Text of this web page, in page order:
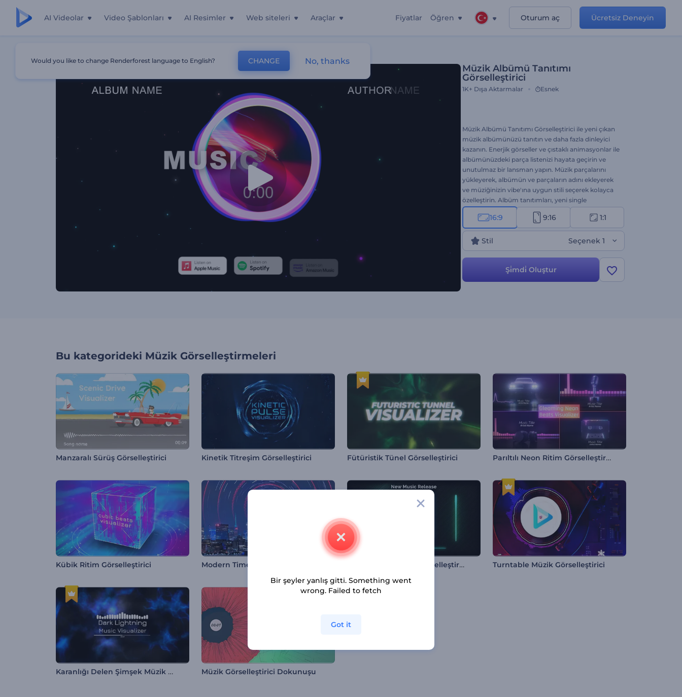
AI Videolar Video Şablonları AI Resimler Web siteleri Araçlar Fiyatlar Öğren Oturum aç Ücretsiz Deneyin
Müzik Albümü Tanıtımı
Görselleştirici
1K+ Dışa Aktarmalar Esnek
Müzik Albümü Tanıtımı Görselleştirici ile yeni çıkan
müzik albümünüzü tanıtın ve daha fazla dinleyici
kazanın. Enerjik görseller ve çıstaklı animasyonlar ile
albümünüzdeki parça listenizi hayata geçirin ve
unutulmaz bir lansman yapın. Müzik parçalarını
yükleyerek, albümün ve parçaların adını ekleyerek
ve müziğinizin vibe'ına uygun stili seçerek kolayca
özelleştirin. Albüm tanıtımları, yeni single
lansmanları, müzik kanalı videoları ve her türlü
müzik projesi için mükemmel bir seçenek. Hemen
oluşturun!
16:9 9:16 1:1
Stil Seçenek 1
Şi̇mdi̇ Oluştur
Bu kategorideki Müzik Görselleştirmeleri
Manzaralı Sürüş Görselleştirici Kinetik Titreşim Görselleştirici Fütüristik Tünel Görselleştirici Parıltılı Neon Ritim Görselleştirici
Kübik Ritim Görselleştirici Yeni Müzik Parçası Görselleştirici Turntable Müzik Görselleştirici
Karanlığı Delen Şimşek Müzik Görselleştirici Müzik Görselleştirici Dokunuşu
Would you like to change Renderforest language to English? CHANGE No, thanks
Bir şeyler yanlış gitti. Something went
wrong. Failed to fetch
Got it